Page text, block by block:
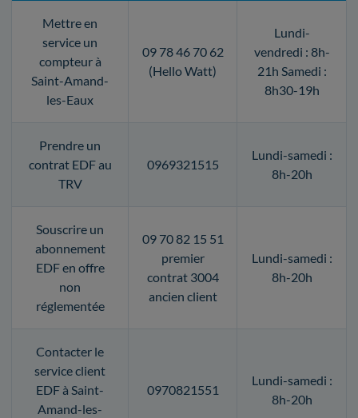
Mettre en
service un
compteur à
Saint-Amand-
les-Eaux
09 78 46 70 62
(Hello Watt)
Lundi-
vendredi : 8h-
21h Samedi :
8h30-19h
Prendre un
contrat EDF au
TRV
0969321515
Lundi-samedi :
8h-20h
Souscrire un
abonnement
EDF en offre
non
réglementée
09 70 82 15 51
premier
contrat 3004
ancien client
Lundi-samedi :
8h-20h
Contacter le
service client
EDF à Saint-
Amand-les-
0970821551
Lundi-samedi :
8h-20h